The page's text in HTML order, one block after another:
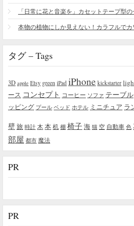
タグ – Tags
3D apple Etsy green iPad iPhone kickstarter
ース コンセプト コーヒー ソファ テーブル
ッピング プール ベッド ホテル ミニチュア ラ
壁旅 時計 木 本机 棚 椅子海 猫 空 自動車 色
部屋 都市 魔法
PR
PR